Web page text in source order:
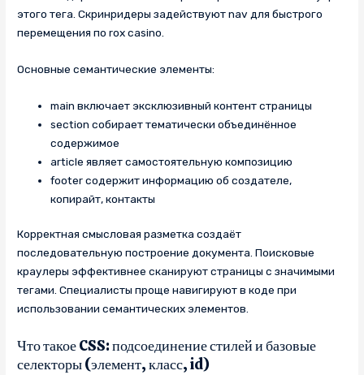
этого тега. Скринридеры задействуют nav для быстрого
перемещения по rox casino.
Основные семантические элементы:
main включает эксклюзивный контент страницы
section собирает тематически объединённое
содержимое
article являет самостоятельную композицию
footer содержит информацию об создателе,
копирайт, контакты
Корректная смысловая разметка создаёт
последовательную построение документа. Поисковые
краулеры эффективнее сканируют страницы с значимыми
тегами. Специалисты проще навигируют в коде при
использовании семантических элементов.
Что такое CSS: подсоединение стилей и базовые
селекторы (элемент, класс, id)